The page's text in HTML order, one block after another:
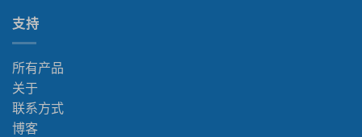
支持
所有产品
关于
联系方式
博客